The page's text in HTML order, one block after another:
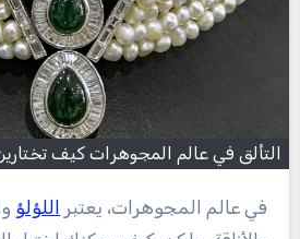
التألق في عالم المجوهرات كيف
في عالم المجوهرات، يعتبر اللؤلؤ